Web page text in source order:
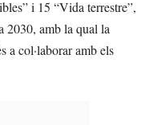
i 15 “Vida terrestre”,
2030, amb la qual la
a col·laborar amb els